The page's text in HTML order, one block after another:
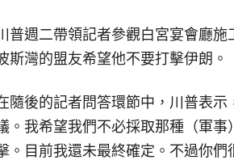
普週二帶領記者參觀白宮宴會廳
斯灣的盟友希望他不要打擊伊朗。
隨後的記者問答環節中，川普表
。我希望我們不必採取那種（軍
。目前我還未最終確定。不過你們